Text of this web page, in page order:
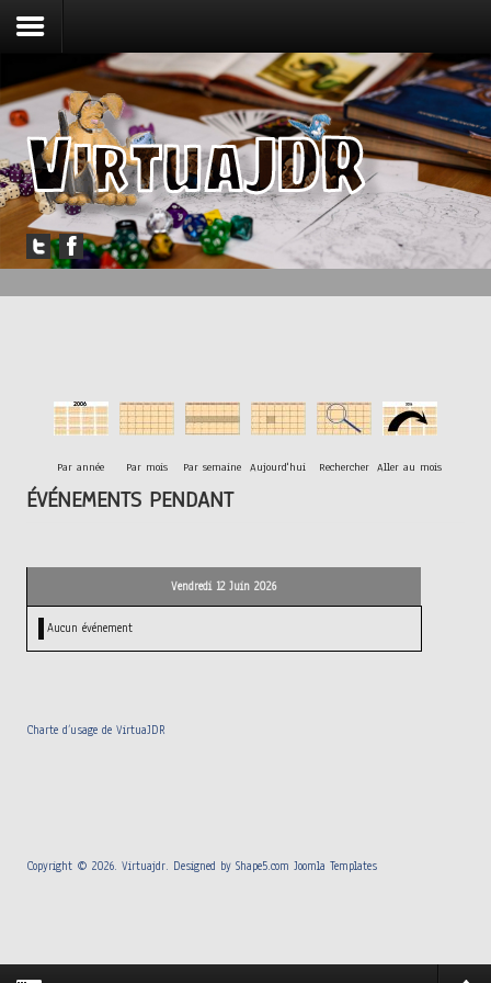
Accueil
Forum
Jouer
Messagerie
Par année Par mois Par semaine Aujourd'hui Rechercher Aller au mois
ÉVÉNEMENTS PENDANT
Vendredi 12 Juin 2026
Aucun événement
Charte d’usage de VirtuaJDR
Copyright © 2026. Virtuajdr. Designed by Shape5.com Joomla Templates